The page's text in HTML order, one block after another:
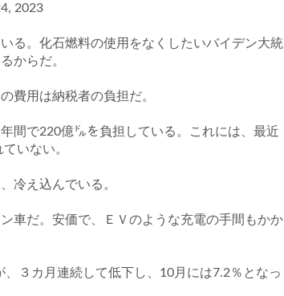
2023
る。化石燃料の使用をなくしたいバイデン大統
からだ。
費用は納税者の負担だ。
間で220億㌦を負担している。これには、最近
いない。
冷え込んでいる。
車だ。安価で、ＥＶのような充電の手間もかか
３カ月連続して低下し、10月には7.2％となっ